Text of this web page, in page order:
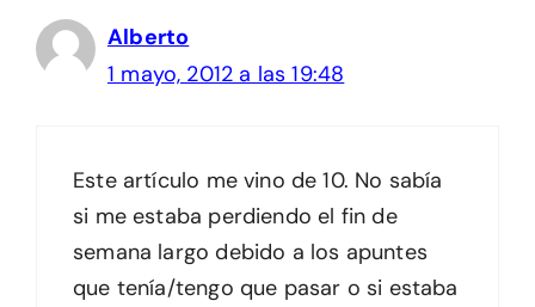
Alberto
1 mayo, 2012 a las 19:48
Este artículo me vino de 10. No sabía
si me estaba perdiendo el fin de
semana largo debido a los apuntes
que tenía/tengo que pasar o si estaba